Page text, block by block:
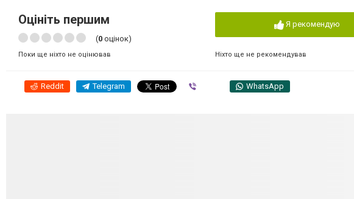
Оцініть першим
(0 оцінок)
Поки ще ніхто не оцінював
Я рекомендую
Ніхто ще не рекомендував
Reddit Telegram WhatsApp